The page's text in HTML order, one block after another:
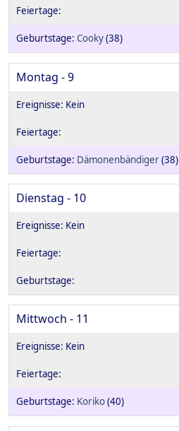
Cooky(38)
Montag - 9
Dämonenbändiger(38)
Dienstag - 10
Mittwoch - 11
Koriko(40)